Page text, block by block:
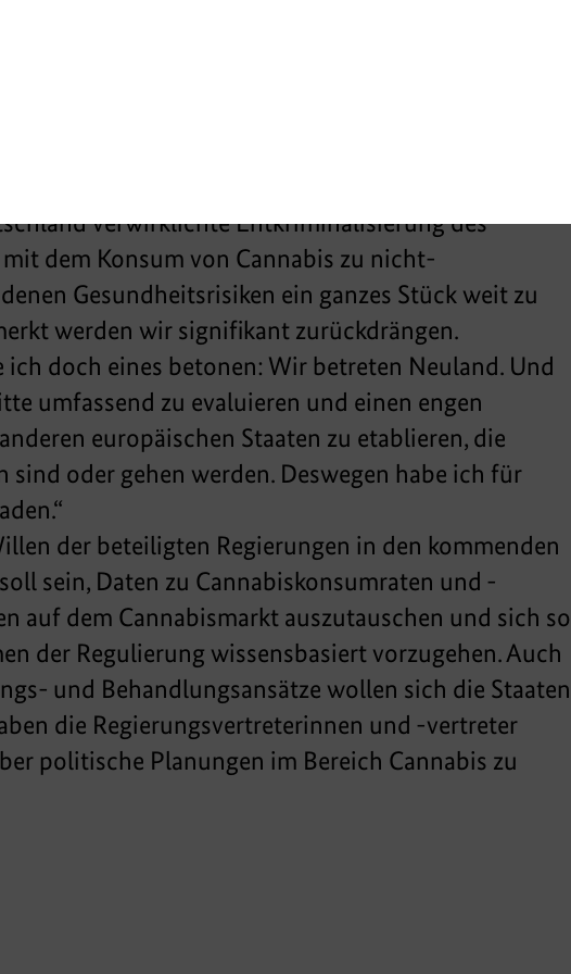
konsumierten psychoaktiven Substanzen in Europa
war: Es musste etwas passieren. Ich bin sicher,
Prävention, verstärkte Aufklärung und die mit dem
verwirklichte Entkriminalisierung des
dem Konsum von Cannabis zu nicht-
Gesundheitsrisiken ein ganzes Stück weit zu
werden wir signifikant zurückdrängen.
doch eines betonen: Wir betreten Neuland. Und
umfassend zu evaluieren und einen engen
europäischen Staaten zu etablieren, die
sind oder gehen werden. Deswegen habe ich für
der beteiligten Regierungen in den kommenden
sein, Daten zu Cannabiskonsumraten und -
auf dem Cannabismarkt auszutauschen und sich so
der Regulierung wissensbasiert vorzugehen. Auch
und Behandlungsansätze wollen sich die Staaten
die Regierungsvertreterinnen und -vertreter
politische Planungen im Bereich Cannabis zu